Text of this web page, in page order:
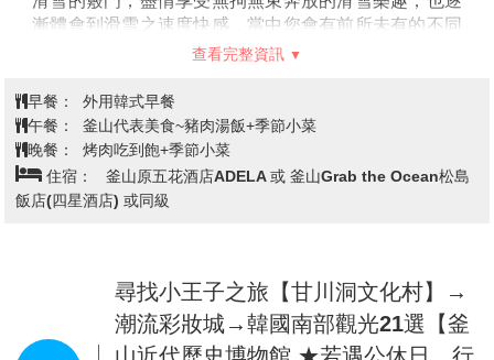
漸體會到滑雪之速度快感，當中您會有前所未有的不同
及纜車券，可依個人需求，自行租用，購買。(價錢以現場為主)
註：如滑雪場因天氣因素未開放，行程則改走釜山樂天世界。
【The Bay 101欣賞釜山絕美夜景】
複合文化藝術空間，是吸引許多遊客前來造訪的夜景勝
地。旁邊就是美麗的釜山海景，搭配大樓建築的燈光，
鄭容和，也是非常喜歡到這裡享受美麗的夜景。
查看完整資訊
早餐：
外用韓式早餐
午餐：
釜山代表美食~豬肉湯飯+季節小菜
晚餐：
烤肉吃到飽+季節小菜
住宿：
釜山原五花酒店ADELA 或 釜山Grab the Ocean松島
飯店(四星酒店) 或同級
尋找小王子之旅【甘川洞文化村】→
潮流彩妝城→韓國南部觀光21選【釜